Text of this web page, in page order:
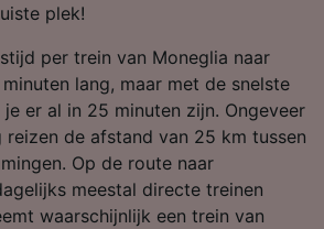
plek!
per trein van Moneglia naar
lang, maar met de snelste
er al in 25 minuten zijn. Ongeveer
de afstand van 25 km tussen
Op de route naar
meestal directe treinen
waarschijnlijk een trein van